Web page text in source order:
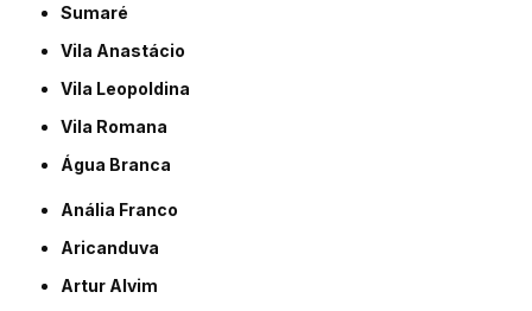
Sumaré
Vila Anastácio
Vila Leopoldina
Vila Romana
Água Branca
Anália Franco
Aricanduva
Artur Alvim